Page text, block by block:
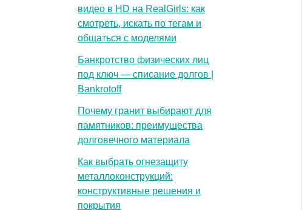
видео в HD на RealGirls: как
смотреть, искать по тегам и
общаться с моделями
Банкротство физических лиц
под ключ — списание долгов |
Bankrotoff
Почему гранит выбирают для
памятников: преимущества
долговечного материала
Как выбрать огнезащиту
металлоконструкций:
конструктивные решения и
покрытия